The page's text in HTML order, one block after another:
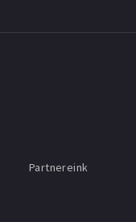
Partnereink